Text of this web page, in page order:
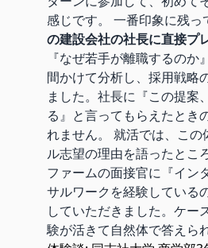
感じです。 一番印象に残っ
の建設会社の社長に直接プ
『なぜ若手が離職するのか
間かけて分析し、採用戦略
ました。社長に『この提案
る』と言ってもらえたとき
れません。 就活では、この
ル志望の理由を語ったとこ
ファームの面接官に『イン
サルワークを経験している
していただきました。ケー
験が活きて自然体で答えら